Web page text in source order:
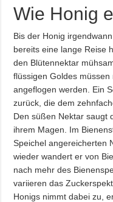
Wie Honig
Bis der Honig
bereits eine lange Reise
den Blütennektar
flüssigen Goldes
angeflogen werden. Ein
zurück, die dem
Den süßen Nektar saugt
ihrem Magen. Im
Speichel angereicherten
wieder wandert er von
nach mehr des
variieren das
Honigs nimmt dabei zu,